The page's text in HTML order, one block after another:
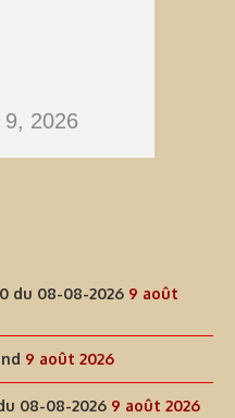
9, 2026
du 08-08-2026 9 août
9 août 2026
08-08-2026 9 août 2026